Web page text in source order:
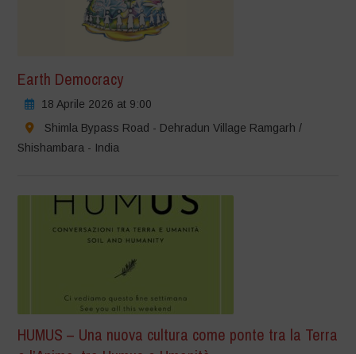
Earth Democracy
18 Aprile 2026 at 9:00
Shimla Bypass Road - Dehradun Village Ramgarh /
Shishambara - India
HUMUS – Una nuova cultura come ponte tra la Terra